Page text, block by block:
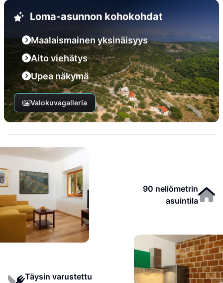
Loma-asunnon kohokohdat
Maalaismainen yksinäisyys
Aito viehätys
Upea näkymä
Valokuvagalleria
90 neliömetrin
asuintila
Täysin varustettu